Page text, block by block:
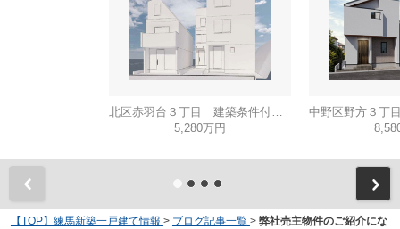
5,280万円
【TOP】練馬新築一戸建て情報 > ブログ記事一覧 > 弊社売主物件のご紹介にな